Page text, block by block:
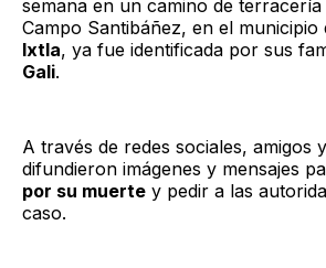
semana en un camino de
Campo Santibáñez, en el municipio
Ixtla, ya fue identificada por sus
Gali.
A través de redes sociales, amigos
difundieron imágenes y mensajes
por su muerte y pedir a las
caso.